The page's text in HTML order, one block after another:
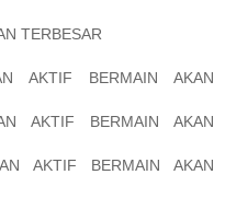
TERBESAR
AKTIF BERMAIN AKAN
AKTIF BERMAIN AKAN
AKTIF BERMAIN AKAN